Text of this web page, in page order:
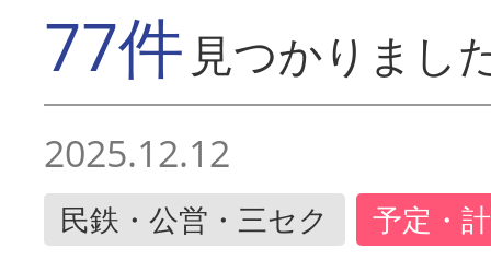
77件 見つかりまし
2025.12.12
民鉄・公営・三セク 予定・